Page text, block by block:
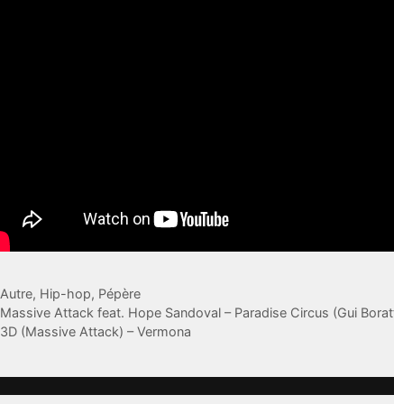
Catégories
Autre, Hip-hop, Pépère
Massive Attack feat. Hope Sandoval – Paradise Circus (Gui
3D (Massive Attack) – Vermona